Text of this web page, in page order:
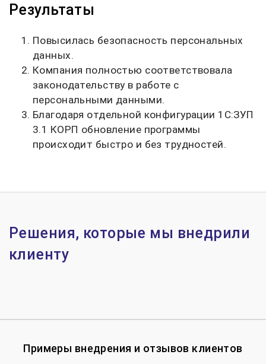
Результаты
Повысилась безопасность персональных
данных.
Компания полностью соответствовала
законодательству в работе с
персональными данными.
Благодаря отдельной конфигурации 1С:ЗУП
3.1 КОРП обновление программы
происходит быстро и без трудностей.
Решения, которые мы внедрили
клиенту
Примеры внедрения и отзывов клиентов